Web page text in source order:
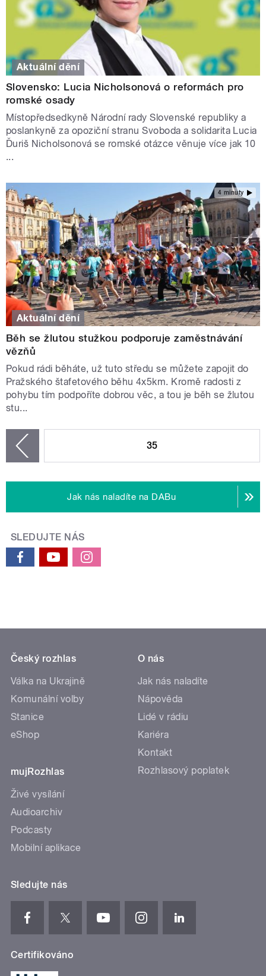
Aktuální dění
Slovensko: Lucia Nicholsonová o reformách pro
romské osady
Místopředsedkyně Národní rady Slovenské republiky a
poslankyně za opoziční stranu Svoboda a solidarita Lucia
Ďuriš Nicholsonová se romské otázce věnuje více jak 10
...
4 minuty
Aktuální dění
Běh se žlutou stužkou podporuje zaměstnávání
vězňů
Pokud rádi běháte, už tuto středu se můžete zapojit do
Pražského štafetového běhu 4x5km. Kromě radosti z
pohybu tím podpoříte dobrou věc, a tou je běh se žlutou
stu...
35
Jak nás naladíte na DABu
SLEDUJTE NÁS
Český rozhlas
Válka na Ukrajině
Komunální volby
Stanice
eShop
mujRozhlas
Živé vysílání
Audioarchiv
Podcasty
Mobilní aplikace
O nás
Jak nás naladíte
Nápověda
Lidé v rádiu
Kariéra
Kontakt
Rozhlasový poplatek
Sledujte nás
Certifikováno